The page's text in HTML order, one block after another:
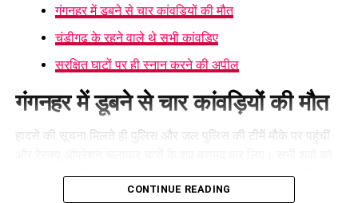
गंगनहर में डूबने से चार कांवड़ियों की मौत
चंडीगढ़ के रहने वाले थे सभी कांवड़िए
सुरक्षित घाटों पर ही स्नान करने की अपील
गंगनहर में डूबने से चार कांवड़ियों की मौत
हादसे की सूचना मिलते ही पुलिस और जल पुलिस की टीमें मौके पर पहुंचीं
पोस्टमार्टम के लिए जिला अस्पताल भेजा गया है। बताया जा रहा है कि चारों
कांवड़िए चंडीगढ़ से हरिद्वार गंगाजल लेने पहुंचे कांवड़ियों के दल में शामिल थे
CONTINUE READING